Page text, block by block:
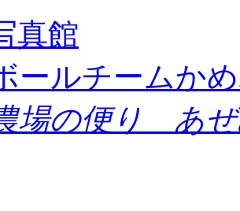
真館
ールチームか
場の便り あぜ